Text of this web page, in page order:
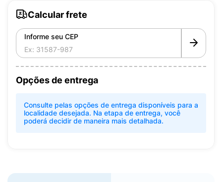
Calcular frete
Informe seu CEP
Opções de entrega
Consulte pelas opções de entrega disponíveis para a
localidade desejada. Na etapa de entrega, você
poderá decidir de maneira mais detalhada.